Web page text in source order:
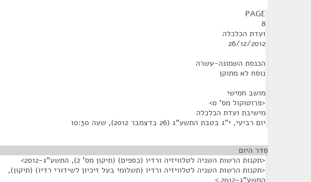
PAGE
8
ועדת הכלכלה
26/12/2012
הכנסת השמונה-עשרה
נוסח לא מתוקן
מושב חמישי
<פרוטוקול מס' 0>
מישיבת ועדת הכלכלה
יום רביעי, י"ג בטבת התשע"ג (26 בדצמבר 2012), שעה 10:30
סדר היום
<תקנות הרשות השניה לטלוויזיה ורדיו (כספים) (תיקון מס' 2), התשע"ג-2012>
<תקנות הרשות השניה לטלוויזיה ורדיו (תשלומי בעל זיכיון לשידורי רדיו) (תיקון),